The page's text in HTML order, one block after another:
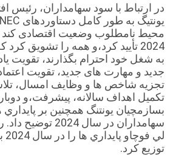
در ارتباط با سود سهامداران، رئیس
محیط نامطلوب وضعیت اقتصادی
2024 تأیید کرد،و همه را تشویق
به شغل خود احترام بگذارند، تقویت
جدید و مهارت های جدید، تقویت
تجزیه شاخص ها و وظایف امسال،
تکمیل اهداف سالانه، پیشرفت،و
بسازمچيان يونتنگ همچنین بر پايداري
سهامداران در سال
توزیع کرد.